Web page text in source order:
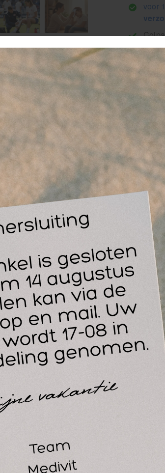
voor
13 cm.
samen om de binnenzak te "breken".
doek of handdoek aan tussen de zak en
Gooi na gebruik de instant coldpack weg.
plekken en kneuzingen.
coldpack voor direct gebruik? Pak
en EHBO. Na gebruik
in moeten en die waarschijnlijk niet
van een instant coldpack:
zak niet, zelfs niet na gebruik.
als deze goed gesloten is.
gebruik.
enkele seconden 0ºC.
uit.
druppelen.
Complete doos: 48 stuks.
interessant